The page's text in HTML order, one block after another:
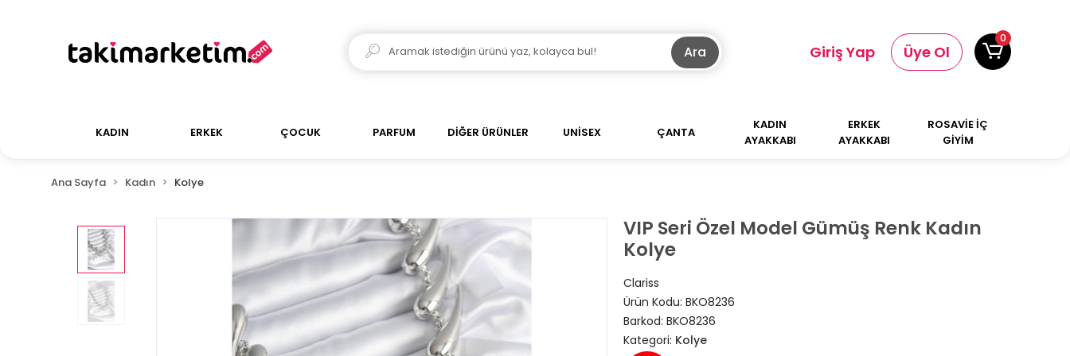
Ara Giriş Yap Üye Ol
0
KADIN ERKEK ÇOCUK PARFUM DİĞER ÜRÜNLER UNİSEX ÇANTA
KADIN
AYAKKABI
ERKEK
AYAKKABI
ROSAVİE İÇ
GİYİM
Ana Sayfa Kadın Kolye
VIP Seri Özel Model Gümüş Renk Kadın
Kolye
Clariss
Ürün Kodu: BKO8236
Barkod: BKO8236
Kategori: Kolye